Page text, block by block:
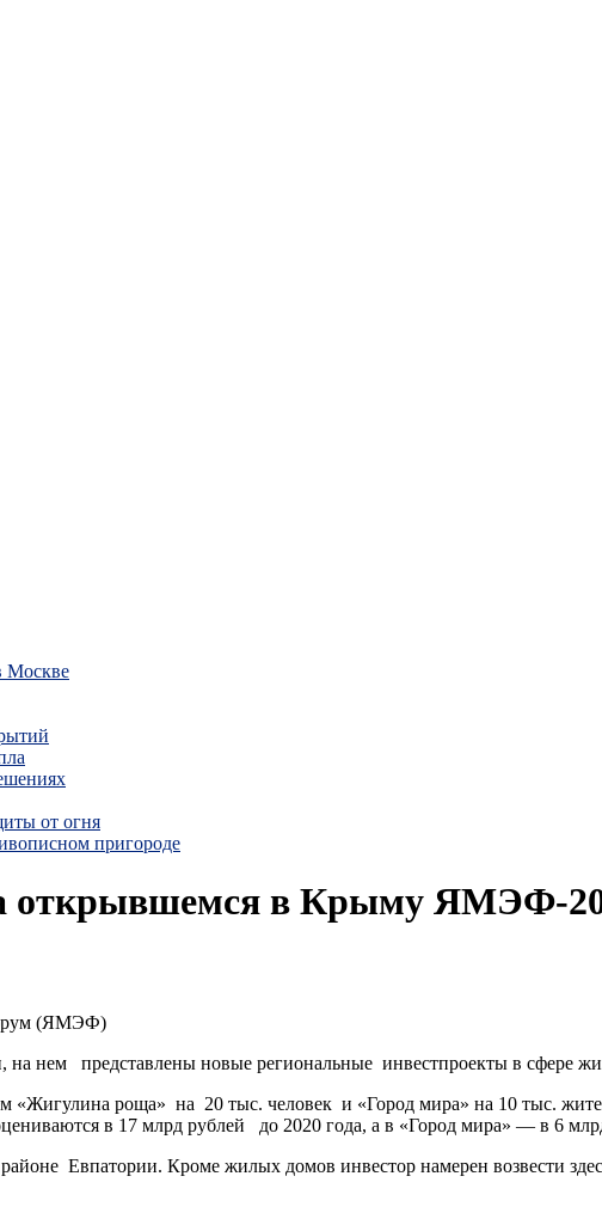
Москве
от огня
пригороде
открывшемся в Крыму ЯМЭФ-
(ЯМЭФ)
на нем представлены новые региональные инвестпроекты в сфере
«Жигулина роща» на 20 тыс. человек и «Город мира» на 10 тыс.
в 17 млрд рублей до 2020 года, а в «Город мира» — в 6
Евпатории. Кроме жилых домов инвестор намерен возвести